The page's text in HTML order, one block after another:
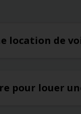
location de
pour louer